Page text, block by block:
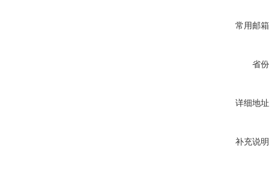
常用邮箱
省份
详细地址
补充说明